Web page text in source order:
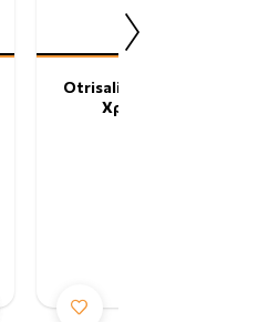
Otrisalin Εύκαμπτα
Χρήσης 20τμχ +